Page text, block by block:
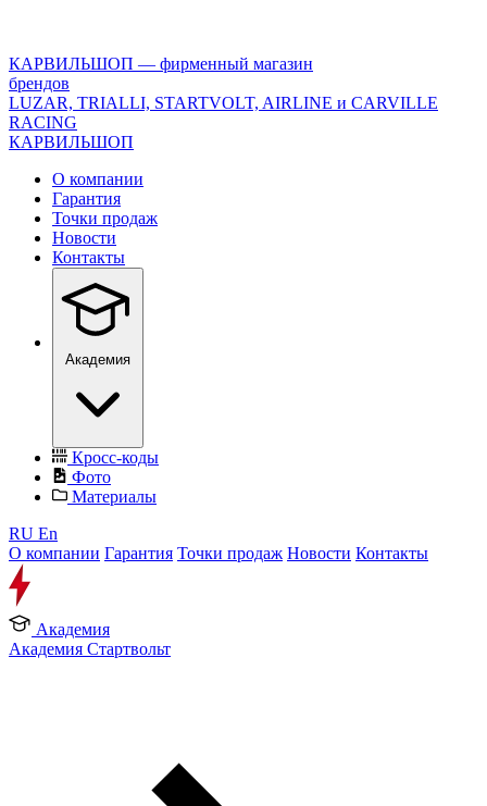
version="1.0"
encoding="utf-
8"?
>
КАРВИЛЬШОП — фирменный магазин
брендов
LUZAR, TRIALLI, STARTVOLT, AIRLINE и CARVILLE
RACING
КАРВИЛЬШОП
О компании
Гарантия
Точки продаж
Новости
Контакты
Академия
Кросс-коды
Фото
Материалы
RU En
О компании Гарантия Точки продаж Новости Контакты
Академия
Академия Стартвольт